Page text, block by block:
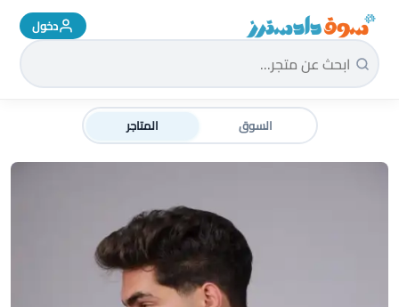
سوق دادسترز الرئيسية دخول
السوق المتاجر